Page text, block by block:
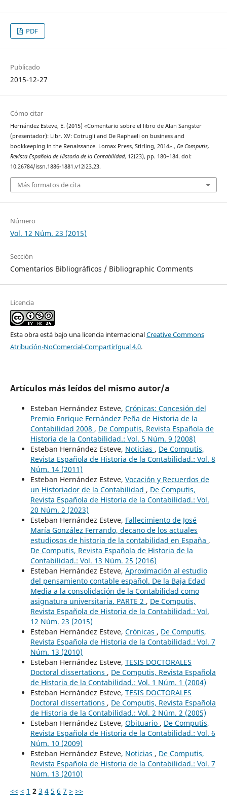
PDF
Publicado
2015-12-27
Cómo citar
Hernández Esteve, E. (2015) «Comentario sobre el libro de Alan Sangster
(presentador): Libr. XV: Cotrugli and De Raphaeli on business and
bookkeeping in the Renaissance. Lomax Press, Stirling, 2014»., De Computis,
Revista Española de Historia de la Contabilidad, 12(23), pp. 180–184. doi:
10.26784/issn.1886-1881.v12i23.23.
Más formatos de cita
Número
Vol. 12 Núm. 23 (2015)
Sección
Comentarios Bibliográficos / Bibliographic Comments
Licencia
Esta obra está bajo una licencia internacionalCreative Commons
Atribución-NoComercial-CompartirIgual 4.0.
Artículos más leídos del mismo autor/a
Esteban Hernández Esteve, Crónicas: Concesión del
Premio Enrique Fernández Peña de Historia de la
Contabilidad 2008 , De Computis, Revista Española de
Historia de la Contabilidad.: Vol. 5 Núm. 9 (2008)
Esteban Hernández Esteve, Noticias , De Computis,
Revista Española de Historia de la Contabilidad.: Vol. 8
Núm. 14 (2011)
Esteban Hernández Esteve, Vocación y Recuerdos de
un Historiador de la Contabilidad , De Computis,
Revista Española de Historia de la Contabilidad.: Vol.
20 Núm. 2 (2023)
Esteban Hernández Esteve, Fallecimiento de José
María González Ferrando, decano de los actuales
estudiosos de historia de la contabilidad en España ,
De Computis, Revista Española de Historia de la
Contabilidad.: Vol. 13 Núm. 25 (2016)
Esteban Hernández Esteve, Aproximación al estudio
del pensamiento contable español. De la Baja Edad
Media a la consolidación de la Contabilidad como
asignatura universitaria. PARTE 2 , De Computis,
Revista Española de Historia de la Contabilidad.: Vol.
12 Núm. 23 (2015)
Esteban Hernández Esteve, Crónicas , De Computis,
Revista Española de Historia de la Contabilidad.: Vol. 7
Núm. 13 (2010)
Esteban Hernández Esteve, TESIS DOCTORALES
Doctoral dissertations , De Computis, Revista Española
de Historia de la Contabilidad.: Vol. 1 Núm. 1 (2004)
Esteban Hernández Esteve, TESIS DOCTORALES
Doctoral dissertations , De Computis, Revista Española
de Historia de la Contabilidad.: Vol. 2 Núm. 2 (2005)
Esteban Hernández Esteve, Obituario , De Computis,
Revista Española de Historia de la Contabilidad.: Vol. 6
Núm. 10 (2009)
Esteban Hernández Esteve, Noticias , De Computis,
Revista Española de Historia de la Contabilidad.: Vol. 7
Núm. 13 (2010)
<< < 1 2 3 4 5 6 7 > >>